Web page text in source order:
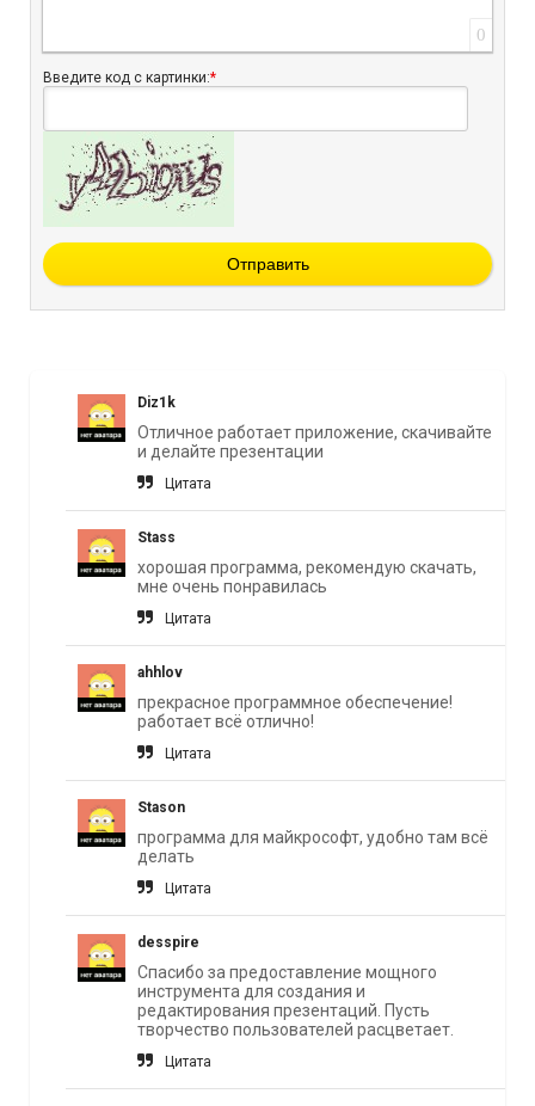
0
Введите код с картинки:*
Отправить
Diz1k
Отличное работает приложение, скачивайте
и делайте презентации
Цитата
Stass
хорошая программа, рекомендую скачать,
мне очень понравилась
Цитата
ahhlov
прекрасное программное обеспечение!
работает всё отлично!
Цитата
Stason
программа для майкрософт, удобно там всё
делать
Цитата
desspire
Спасибо за предоставление мощного
инструмента для создания и
редактирования презентаций. Пусть
творчество пользователей расцветает.
Цитата